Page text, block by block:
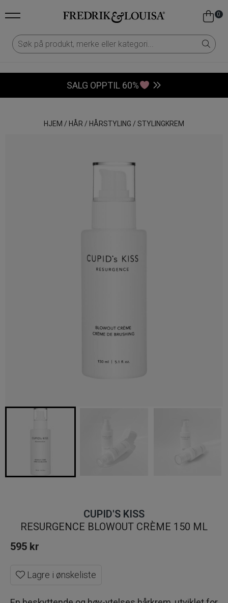
0
SALG OPPTIL 60%
HJEM / HÅR / HÅRSTYLING / STYLINGKREM
CUPID'S KISS
RESURGENCE BLOWOUT CRÈME 150 ML
595 kr
Lagre i ønskeliste